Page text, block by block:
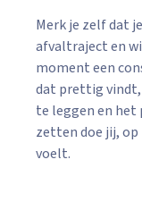
Merk je zelf dat
afvaltraject en
moment een
dat prettig vindt,
te leggen en het
zetten doe jij,
voelt.